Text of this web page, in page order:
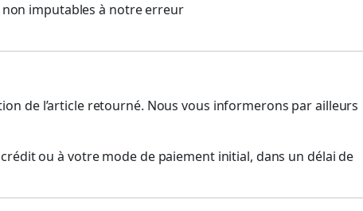
non imputables à notre erreur
de l’article retourné. Nous vous informerons par ailleurs
ou à votre mode de paiement initial, dans un délai de